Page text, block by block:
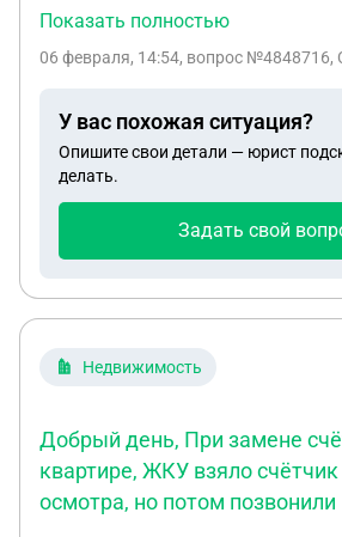
Вложила маленькую сумму. Но
для совершения сделки. У меня
требуют сумму , чтобы я нашла
буду искать) или оплатить
Я ничего не понимаю.
Показать полностью
06 февраля, 14:54, вопрос №4848716,
У вас похожая ситуация?
Опишите свои детали — юрист
делать.
Задать свой
Недвижимость
Добрый день, При замене
квартире, ЖКУ взяло
осмотра, но потом позвонили